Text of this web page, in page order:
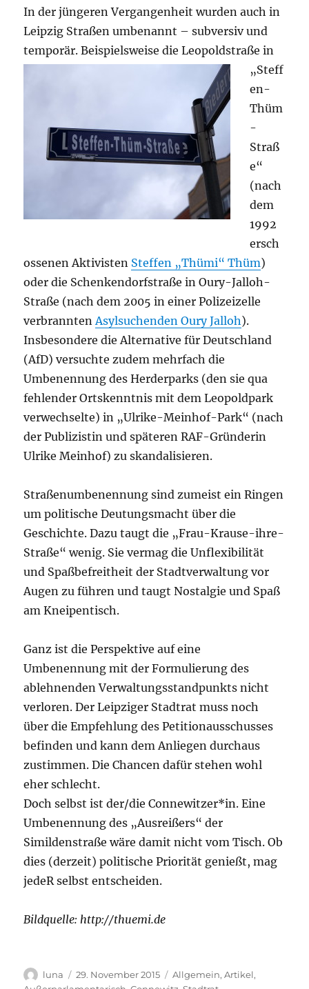
In der jüngeren Vergangenheit wurden auch in
Leipzig Straßen umbenannt – subversiv und
temporär. Beispielsweise die Leopoldstraße in
„Steff
en-
Thüm
-
Straß
e“
(nach
dem
1992
ersch
ossenen Aktivisten Steffen „Thümi“ Thüm)
oder die Schenkendorfstraße in Oury-Jalloh-
Straße (nach dem 2005 in einer Polizeizelle
verbrannten Asylsuchenden Oury Jalloh).
Insbesondere die Alternative für Deutschland
(AfD) versuchte zudem mehrfach die
Umbenennung des Herderparks (den sie qua
fehlender Ortskenntnis mit dem Leopoldpark
verwechselte) in „Ulrike-Meinhof-Park“ (nach
der Publizistin und späteren RAF-Gründerin
Ulrike Meinhof) zu skandalisieren.
Straßenumbenennung sind zumeist ein Ringen
um politische Deutungsmacht über die
Geschichte. Dazu taugt die „Frau-Krause-ihre-
Straße“ wenig. Sie vermag die Unflexibilität
und Spaßbefreitheit der Stadtverwaltung vor
Augen zu führen und taugt Nostalgie und Spaß
am Kneipentisch.
Ganz ist die Perspektive auf eine
Umbenennung mit der Formulierung des
ablehnenden Verwaltungsstandpunkts nicht
verloren. Der Leipziger Stadtrat muss noch
über die Empfehlung des Petitionausschusses
befinden und kann dem Anliegen durchaus
zustimmen. Die Chancen dafür stehen wohl
eher schlecht.
Doch selbst ist der/die Connewitzer*in. Eine
Umbenennung des „Ausreißers“ der
Simildenstraße wäre damit nicht vom Tisch. Ob
dies (derzeit) politische Priorität genießt, mag
jedeR selbst entscheiden.
Bildquelle: http://thuemi.de
Autor
luna
Veröffentlicht
29. November 2015 Kategorien
Allgemein,Artikel,